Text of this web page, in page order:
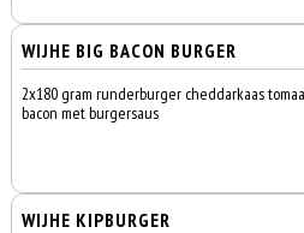
WIJHE BIG BACON BURGER
2x180 gram runderburger cheddarkaas
bacon met burgersaus
WIJHE KIPBURGER